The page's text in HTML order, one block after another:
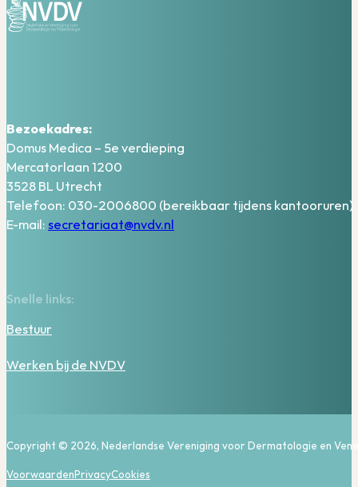
Bezoekadres:
Domus Medica – 5e verdieping
Mercatorlaan 1200
3528 BL Utrecht
Telefoon: 030-2006800 (bereikbaar tijdens kantooruren)
E-mail: secretariaat@nvdv.nl
Snelle links:
Bestuur
Werken bij de NVDV
Copyright © 2026, Nederlandse Vereniging voor Dermatologie en
VoorwaardenPrivacyCookies